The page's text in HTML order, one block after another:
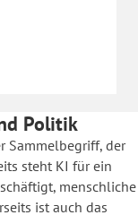
Politik
Sammelbegriff, der
steht KI für ein
menschliche
ist auch das